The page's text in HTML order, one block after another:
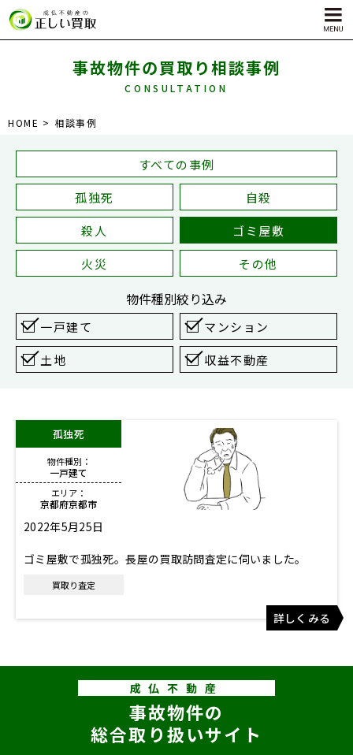
サービス内容
自殺物件買取
殺人物件買取
ゴミ屋敷物件買取
対応エリア
福岡
事故物件の買取り相談事例
CONSULTATION
HOME 相談事例
すべての事例
孤独死
自殺
殺人
ゴミ屋敷
火災
その他
物件種別絞り込み
一戸建て
マンション
土地
収益不動産
孤独死
物件種別：
一戸建て
エリア：
京都府京都市
2022年5月25日
ゴミ屋敷で孤独死。長屋の買取訪問査定に伺いました。
買取り査定
詳しくみる
成仏不動産
事故物件の
総合取り扱いサイト